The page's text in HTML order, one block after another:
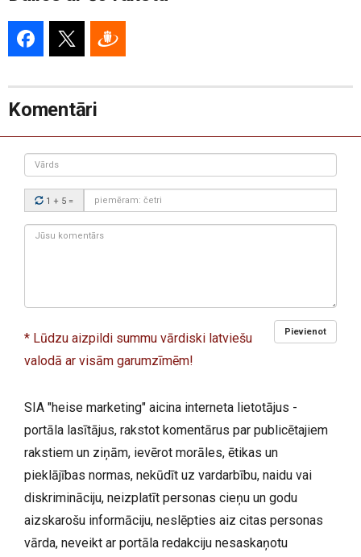
Komentāri
Vārds
Drošības
kods:
1 + 5 =
Jūsu
Pievienot
* Lūdzu aizpildi summu vārdiski latviešu
valodā ar visām garumzīmēm!
SIA "heise marketing" aicina interneta lietotājus -
portāla lasītājus, rakstot komentārus par publicētajiem
rakstiem un ziņām, ievērot morāles, ētikas un
pieklājības normas, nekūdīt uz vardarbību, naidu vai
diskrimināciju, neizplatīt personas cieņu un godu
aizskarošu informāciju, neslēpties aiz citas personas
vārda, neveikt ar portāla redakciju nesaskaņotu